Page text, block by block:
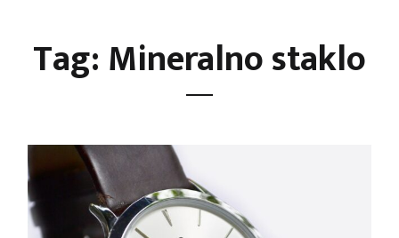
Tag: Mineralno staklo